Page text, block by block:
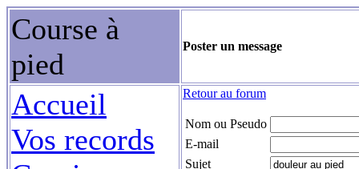
Course à
pied
Poster un message
Accueil
Vos records
Retour au forum
Nom ou Pseudo
E-mail
Sujet